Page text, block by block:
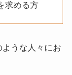
求める方
うな人々にお